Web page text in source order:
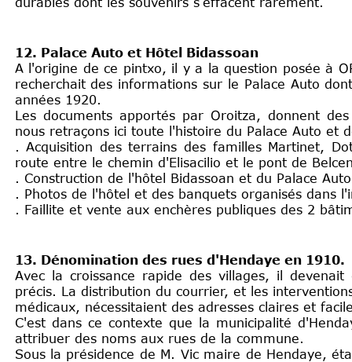
12. Palace Auto et Hôtel Bidassoan
A l'origine de ce pintxo, il y a la question posée à
recherchait des informations sur le Palace Auto
années 1920.
Les documents apportés par Oroitza, donnent
nous retraçons ici toute l'histoire du Palace Auto et
. Acquisition des terrains des familles Martinet,
route entre le chemin d'Elisacilio et le pont de
. Construction de l'hôtel Bidassoan et du Palace Auto
. Photos de l'hôtel et des banquets organisés dans
. Faillite et vente aux enchères publiques des 2
13. Dénomination des rues d'Hendaye en 1910.
Avec la croissance rapide des villages, il
précis. La distribution du courrier, et les
médicaux, nécessitaient des adresses claires et
C'est dans ce contexte que la municipalité
attribuer des noms aux rues de la commune.
Sous la présidence de M. Vic maire de Hendaye,